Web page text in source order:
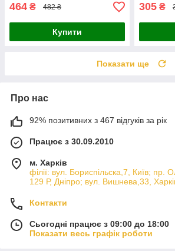
464 ₴ 482 ₴
Купити
305 ₴
Показати ще
Про нас
92% позитивних з 467 відгуків за рік
Працює з 30.09.2010
м. Харків
філії: вул. Бориcпільска,7, Київ; пр.
129 Р, Дніпро; вул. Вишнева,33,
Контакти
Сьогодні працює з 09:00 до 18:00
Показати весь графік роботи